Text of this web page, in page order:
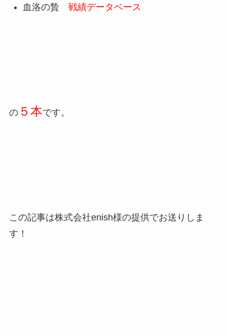
血洛の贄 戦績データベース
の５本です。
この記事は株式会社enish様の提供でお送りしま
す！